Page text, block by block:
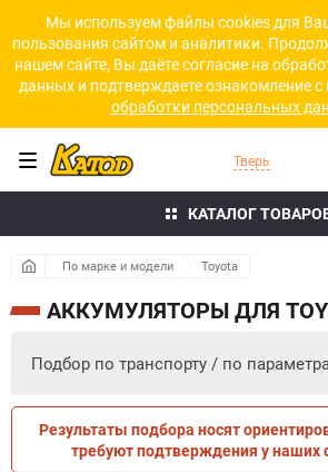
Мы используем файлы cookies для
пользования сайтом и аналитики.
нашем сайте, Вы даёте согласие на
данных и подтверждаете ознакомление с
обработки персональных
КАТАЛОГ
Тверь
По марке и модели Toyota
АККУМУЛЯТОРЫ ДЛЯ
Подбор по транспорту / по
ПО ТРАНСПОРТУ ПО
Результаты подбора носят
требуют подтверждения у наших